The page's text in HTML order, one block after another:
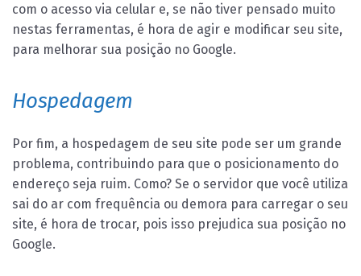
com o acesso via celular e, se não tiver pensado muito
nestas ferramentas, é hora de agir e modificar seu site,
para melhorar sua posição no Google.
Hospedagem
Por fim, a hospedagem de seu site pode ser um grande
problema, contribuindo para que o posicionamento do
endereço seja ruim. Como? Se o servidor que você utiliza
sai do ar com frequência ou demora para carregar o seu
site, é hora de trocar, pois isso prejudica sua posição no
Google.